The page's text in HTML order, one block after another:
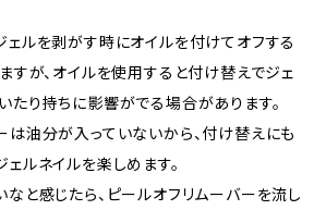
ェルを剥がす時にオイルを付けてオフする
すが、オイルを使用すると付け替えでジェ
たり持ちに影響がでる場合があります。
は油分が入っていないから、付け替えにも
ルネイルを楽しめます。
と感じたら、ピールオフリムーバーを流し